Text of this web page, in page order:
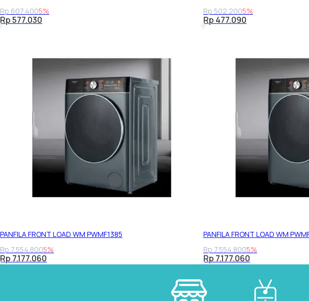
Rp 607.4005%
Rp 577.030
Rp 502.2005%
Rp 477.090
PANFILA FRONT LOAD WM PWMF1385
Rp 7.554.8005%
Rp 7.177.060
PANFILA FRONT LOAD WM
Rp 7.554.8005%
Rp 7.177.060